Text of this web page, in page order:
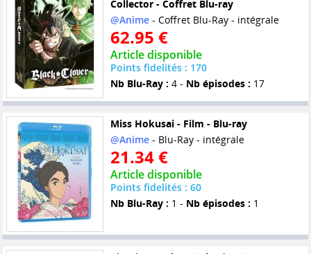
Collector - Coffret Blu-ray
@Anime- Coffret Blu-Ray - intégrale
62.95 €
Article disponible
Points fidelités : 170
Nb Blu-Ray : 4 - Nb épisodes : 17
Miss Hokusai - Film - Blu-ray
@Anime- Blu-Ray - intégrale
21.34 €
Article disponible
Points fidelités : 60
Nb Blu-Ray : 1 - Nb épisodes : 1